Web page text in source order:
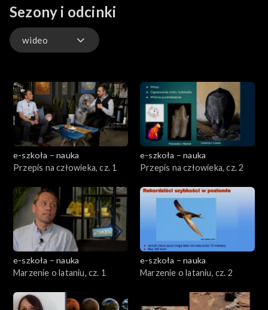
Sezony i odcinki
wideo
e-szkoła – nauka
Przepis na człowieka, cz. 1
e-szkoła – nauka
Przepis na człowieka, cz. 2
e-szkoła – nauka
Marzenie o lataniu, cz. 1
e-szkoła – nauka
Marzenie o lataniu, cz. 2